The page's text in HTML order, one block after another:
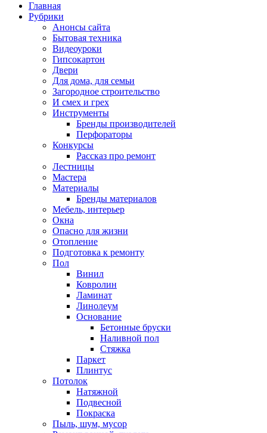
Главная
Рубрики
Анонсы сайта
Бытовая техника
Видеоуроки
Гипсокартон
Двери
Для дома, для семьи
Загородное строительство
И смех и грех
Инструменты
Бренды производителей
Перфораторы
Конкурсы
Рассказ про ремонт
Лестницы
Мастера
Материалы
Бренды материалов
Мебель, интерьер
Окна
Опасно для жизни
Отопление
Подготовка к ремонту
Пол
Винил
Ковролин
Ламинат
Линолеум
Основание
Бетонные бруски
Наливной пол
Стяжка
Паркет
Плинтус
Потолок
Натяжной
Подвесной
Покраска
Пыль, шум, мусор